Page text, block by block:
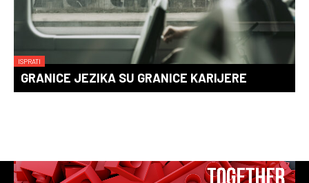
ISPRATI
GRANICE JEZIKA SU GRANICE KARIJERE